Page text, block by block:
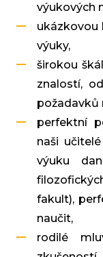
výukových
ukázkovou
výuky,
širokou
znalostí,
požadavků
perfektní
naši
výuku
fakult),
naučit,
rodilé